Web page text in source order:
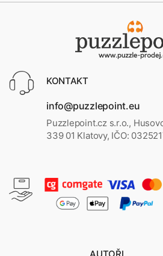
KONTAKT
info@puzzlepoint.eu
Puzzlepoint.cz s.r.o.,
339 01 Klatovy, IČO: